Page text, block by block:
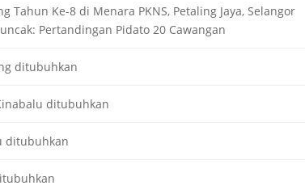
Tahun Ke-8 di Menara PKNS, Petaling Jaya, Selangor
Pertandingan Pidato 20 Cawangan
ditubuhkan
ditubuhkan
ditubuhkan